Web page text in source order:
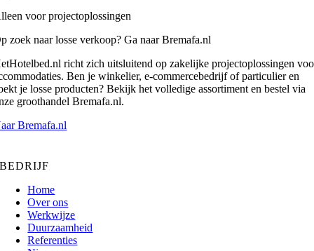
voor projectoplossingen
zoek naar losse verkoop? Ga naar Bremafa.nl
richt zich uitsluitend op zakelijke projectoplossingen
Ben je winkelier, e-commercebedrijf of particulier en
je losse producten? Bekijk het volledige assortiment en bestel via
groothandel Bremafa.nl.
Bremafa.nl
BEDRIJF
Home
Over ons
Werkwijze
Duurzaamheid
Referenties